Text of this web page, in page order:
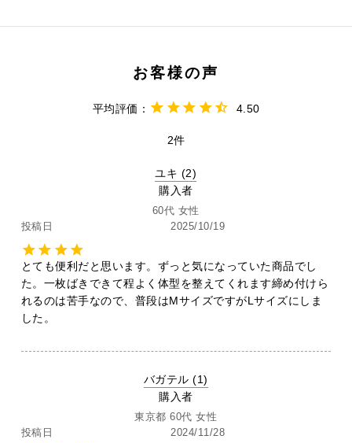
4.50
2
ユキ
2
購入者
60代 女性
投稿日
2025/10/19
とても便利だと思います。ずっと気になっていた商品でし
た。一枚ばきできて程よく体型を整えてくれます締め付けら
れるのは苦手なので、普段はMサイズですがLサイズにしま
した。
バガテル
1
購入者
東京都 60代 女性
投稿日
2024/11/28